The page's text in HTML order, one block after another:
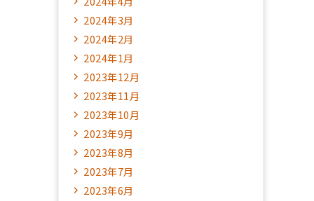
2024年3月
2024年2月
2024年1月
2023年12月
2023年11月
2023年10月
2023年9月
2023年8月
2023年7月
2023年6月